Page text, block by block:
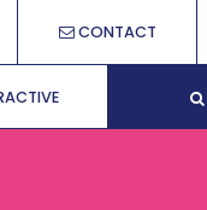
CONTACT